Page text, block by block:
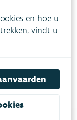
en hoe u
vindt u